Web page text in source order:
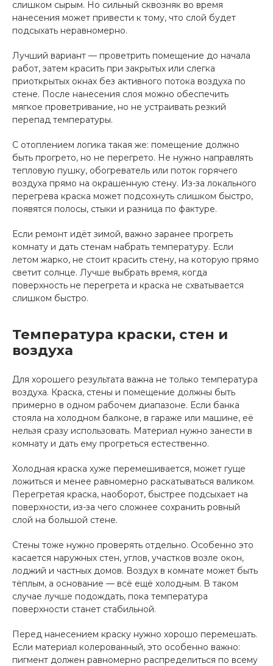
слишком сырым. Но сильный сквозняк во время
нанесения может привести к тому, что слой будет
подсыхать неравномерно.
Лучший вариант — проветрить помещение до начала
работ, затем красить при закрытых или слегка
приоткрытых окнах без активного потока воздуха по
стене. После нанесения слоя можно обеспечить
мягкое проветривание, но не устраивать резкий
перепад температуры.
С отоплением логика такая же: помещение должно
быть прогрето, но не перегрето. Не нужно направлять
тепловую пушку, обогреватель или поток горячего
воздуха прямо на окрашенную стену. Из-за локального
перегрева краска может подсохнуть слишком быстро,
появятся полосы, стыки и разница по фактуре.
Если ремонт идёт зимой, важно заранее прогреть
комнату и дать стенам набрать температуру. Если
летом жарко, не стоит красить стену, на которую прямо
светит солнце. Лучше выбрать время, когда
поверхность не перегрета и краска не схватывается
слишком быстро.
Температура краски, стен и
воздуха
Для хорошего результата важна не только температура
воздуха. Краска, стены и помещение должны быть
примерно в одном рабочем диапазоне. Если банка
стояла на холодном балконе, в гараже или машине, её
нельзя сразу использовать. Материал нужно занести в
комнату и дать ему прогреться естественно.
Холодная краска хуже перемешивается, может гуще
ложиться и менее равномерно раскатываться валиком.
Перегретая краска, наоборот, быстрее подсыхает на
поверхности, из-за чего сложнее сохранить ровный
слой на большой стене.
Стены тоже нужно проверять отдельно. Особенно это
касается наружных стен, углов, участков возле окон,
лоджий и частных домов. Воздух в комнате может быть
тёплым, а основание — всё ещё холодным. В таком
случае лучше подождать, пока температура
поверхности станет стабильной.
Перед нанесением краску нужно хорошо перемешать.
Если материал колерованный, это особенно важно:
пигмент должен равномерно распределиться по всему